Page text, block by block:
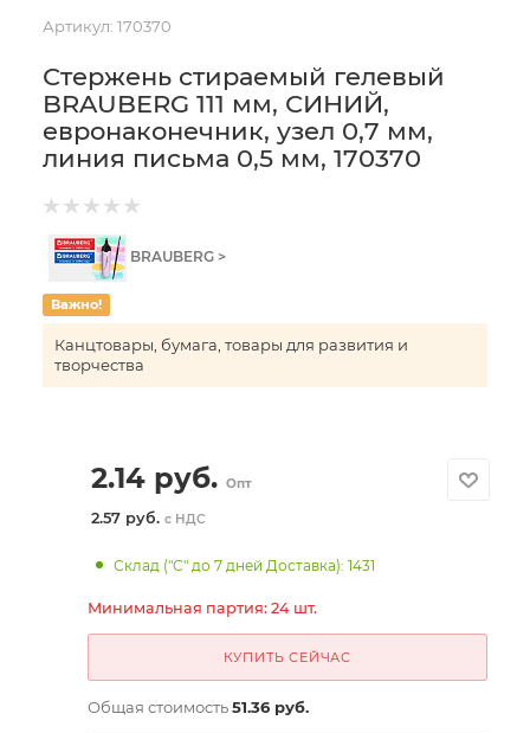
Артикул: 170370
Стержень стираемый гелевый
BRAUBERG 111 мм, СИНИЙ,
евронаконечник, узел 0,7 мм,
линия письма 0,5 мм, 170370
BRAUBERG >
Важно!
Канцтовары, бумага, товары для развития и
творчества
2.14руб. Опт
2.57 руб. с НДС
Склад ("С" до 7 дней Доставка): 1431
Минимальная партия: 24 шт.
КУПИТЬ СЕЙЧАС
Общая стоимость51.36 руб.